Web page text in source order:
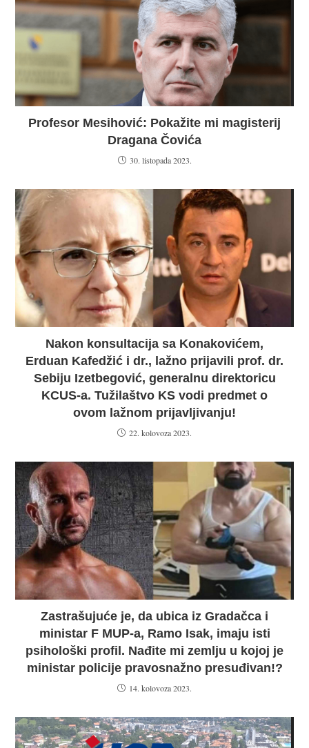
Profesor Mesihović: Pokažite mi magisterij
Dragana Čovića
30. listopada 2023.
Nakon konsultacija sa Konakovićem,
Erduan Kafedžić i dr., lažno prijavili prof. dr.
Sebiju Izetbegović, generalnu direktoricu
KCUS-a. Tužilaštvo KS vodi predmet o
ovom lažnom prijavljivanju!
22. kolovoza 2023.
Zastrašujuće je, da ubica iz Gradačca i
ministar F MUP-a, Ramo Isak, imaju isti
psihološki profil. Nađite mi zemlju u kojoj je
ministar policije pravosnažno presuđivan!?
14. kolovoza 2023.